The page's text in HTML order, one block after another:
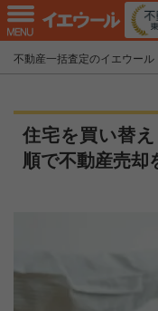
不動産一括査定のイエウール
住宅を買い替
順で不動産売却